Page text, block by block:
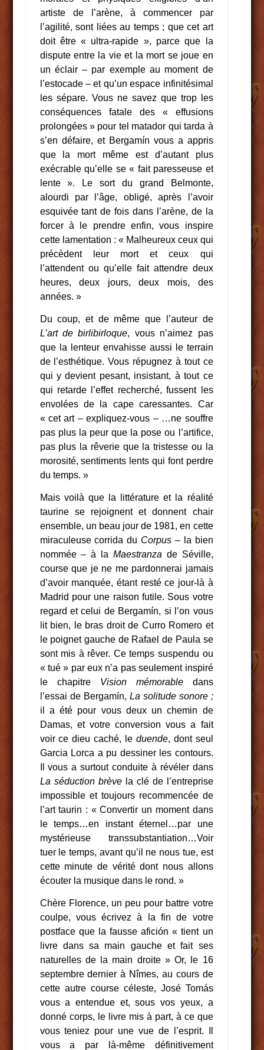
artiste de l’arène, à commencer par
l’agilité, sont liées au temps ; que cet art
doit être « ultra-rapide », parce que la
dispute entre la vie et la mort se joue en
un éclair – par exemple au moment de
l’estocade – et qu’un espace infinitésimal
les sépare. Vous ne savez que trop les
conséquences fatale des « effusions
prolongées » pour tel matador qui tarda à
s’en défaire, et Bergamín vous a appris
que la mort même est d’autant plus
exécrable qu’elle se « fait paresseuse et
lente ». Le sort du grand Belmonte,
alourdi par l’âge, obligé, après l’avoir
esquivée tant de fois dans l’arène, de la
forcer à le prendre enfin, vous inspire
cette lamentation : « Malheureux ceux qui
précèdent leur mort et ceux qui
l’attendent ou qu’elle fait attendre deux
heures, deux jours, deux mois, des
années. »
Du coup, et de même que l’auteur de
L’art de birlibirloque, vous n’aimez pas
que la lenteur envahisse aussi le terrain
de l’esthétique. Vous répugnez à tout ce
qui y devient pesant, insistant, à tout ce
qui retarde l’effet recherché, fussent les
envolées de la cape caressantes. Car
« cet art – expliquez-vous – …ne souffre
pas plus la peur que la pose ou l’artifice,
pas plus la rêverie que la tristesse ou la
morosité, sentiments lents qui font perdre
du temps. »
Mais voilà que la littérature et la réalité
taurine se rejoignent et donnent chair
ensemble, un beau jour de 1981, en cette
miraculeuse corrida du Corpus –la bien
nommée – à la Maestranza de Séville,
course que je ne me pardonnerai jamais
d’avoir manquée, étant resté ce jour-là à
Madrid pour une raison futile. Sous votre
regard et celui de Bergamín, si l’on vous
lit bien, le bras droit de Curro Romero et
le poignet gauche de Rafael de Paula se
sont mis à rêver. Ce temps suspendu ou
« tué » par eux n’a pas seulement inspiré
le chapitre Vision mémorable dans
l’essai de Bergamín, La solitude sonore ;
il a été pour vous deux un chemin de
Damas, et votre conversion vous a fait
voir ce dieu caché, le duende, dont seul
Garcia Lorca a pu dessiner les contours.
Il vous a surtout conduite à révéler dans
La séduction brève la clé de l’entreprise
impossible et toujours recommencée de
l’art taurin : « Convertir un moment dans
le temps…en instant éternel…par une
mystérieuse transsubstantiation…Voir
tuer le temps, avant qu’il ne nous tue, est
cette minute de vérité dont nous allons
écouter la musique dans le rond. »
Chère Florence, un peu pour battre votre
coulpe, vous écrivez à la fin de votre
postface que la fausse afición « tient un
livre dans sa main gauche et fait ses
naturelles de la main droite » Or, le 16
septembre dernier à Nîmes, au cours de
cette autre course céleste, José Tomás
vous a entendue et, sous vos yeux, a
donné corps, le livre mis à part, à ce que
vous teniez pour une vue de l’esprit. Il
vous a par là-même définitivement